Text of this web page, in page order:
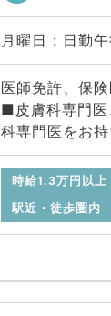
月曜日 : 日勤午
医師免許、保
■皮膚科専門医
科専門医をお
時給1.3万円以上
駅近・徒歩圏内